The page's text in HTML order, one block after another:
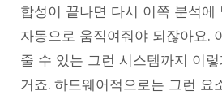
합성이 끝나면 다시 이쪽 분석에
자동으로 움직여줘야 되잖아요.
줄 수 있는 그런 시스템까지 이
거죠. 하드웨어적으로는 그런 요